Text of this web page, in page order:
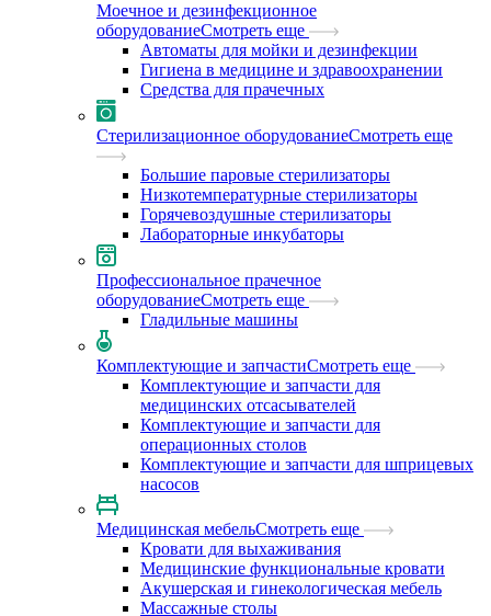
Моечное и дезинфекционное
оборудованиеСмотреть еще
Автоматы для мойки и дезинфекции
Гигиена в медицине и здравоохранении
Средства для прачечных
Стерилизационное оборудованиеСмотреть еще
Большие паровые стерилизаторы
Низкотемпературные стерилизаторы
Горячевоздушные стерилизаторы
Лабораторные инкубаторы
Профессиональное прачечное
оборудованиеСмотреть еще
Гладильные машины
Комплектующие и запчастиСмотреть еще
Комплектующие и запчасти для
медицинских отсасывателей
Комплектующие и запчасти для
операционных столов
Комплектующие и запчасти для шприцевых
насосов
Медицинская мебельСмотреть еще
Кровати для выхаживания
Медицинские функциональные кровати
Акушерская и гинекологическая мебель
Массажные столы